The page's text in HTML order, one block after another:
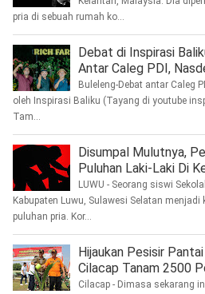
pria di sebuah rumah ko...
Debat di Inspirasi
Antar Caleg PDI,
Buleleng-Debat antar Caleg
oleh Inspirasi Baliku (Tayang di youtube
Tam...
Disumpal Mulutnya,
Puluhan Laki-Laki Di
LUWU - Seorang siswi
Kabupaten Luwu, Sulawesi Selatan menjadi
puluhan pria. Kor...
Hijaukan Pesisir
Cilacap Tanam 2500
Cilacap - Dimasa sekarang